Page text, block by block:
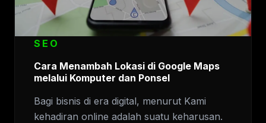
SEO
Cara Menambah Lokasi di Google Maps
melalui Komputer dan Ponsel
Bagi bisnis di era digital, menurut Kami
kehadiran online adalah suatu keharusan.